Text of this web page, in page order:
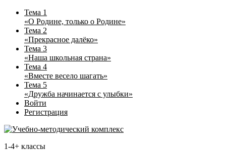
Тема 1
«О Родине, только о Родине»
Тема 2
«Прекрасное далёко»
Тема 3
«Наша школьная страна»
Тема 4
«Вместе весело шагать»
Тема 5
«Дружба начинается с улыбки»
Войти
Регистрация
1-4+ классы